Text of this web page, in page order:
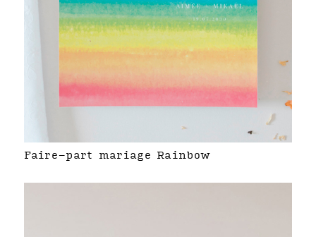
Faire-part mariage Rainbow